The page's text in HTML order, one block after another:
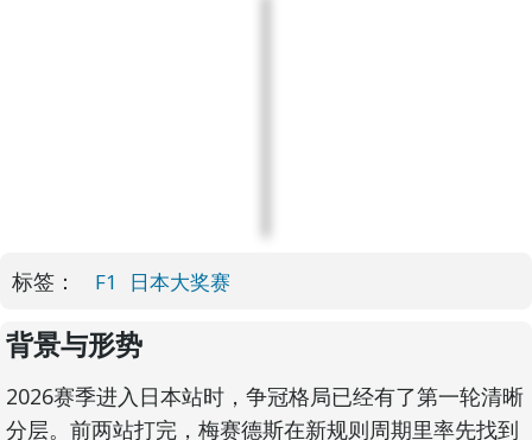
标签： F1 日本大奖赛
背景与形势
2026赛季进入日本站时，争冠格局已经有了第一轮清晰
分层。前两站打完，梅赛德斯在新规则周期里率先找到